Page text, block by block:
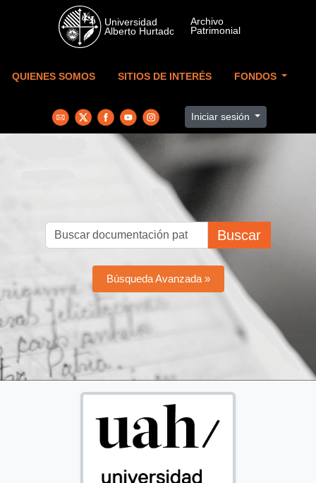
Skip to main content
QUIENES SOMOS SITIOS DE INTERÉS FONDOS
Iniciar sesión
Buscar
Búsqueda Avanzada »